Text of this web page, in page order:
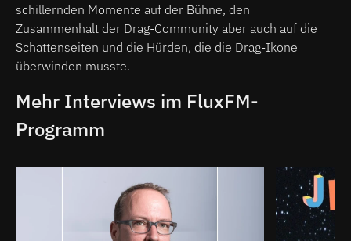
schillernden Momente auf der Bühne, den
Zusammenhalt der Drag-Community aber auch auf die
Schattenseiten und die Hürden, die die Drag-Ikone
überwinden musste.
Mehr Interviews im FluxFM-
Programm